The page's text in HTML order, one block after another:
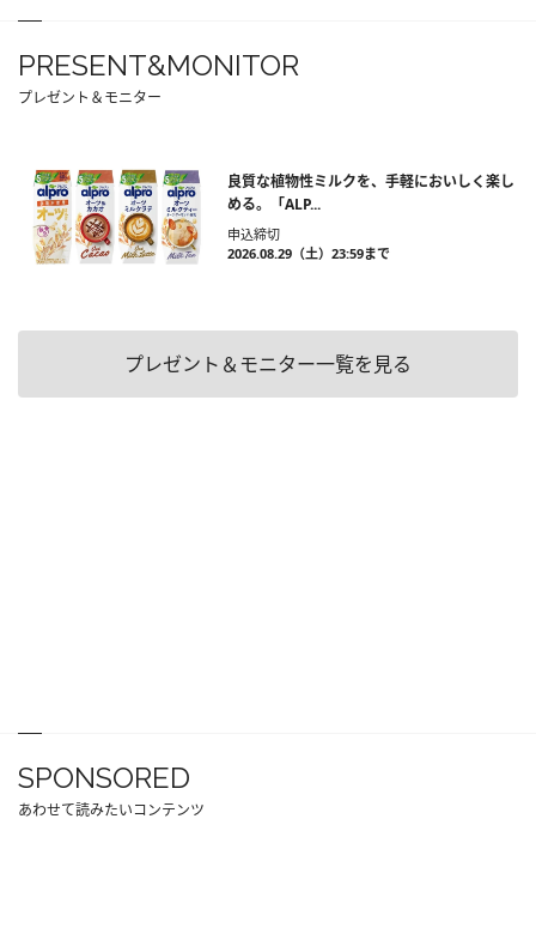
PRESENT&MONITOR
プレゼント＆モニター
良質な植物性ミルクを、手軽においしく楽し
める。「ALP...
申込締切
2026.08.29（土）23:59まで
プレゼント＆モニター一覧を見る
SPONSORED
あわせて読みたいコンテンツ